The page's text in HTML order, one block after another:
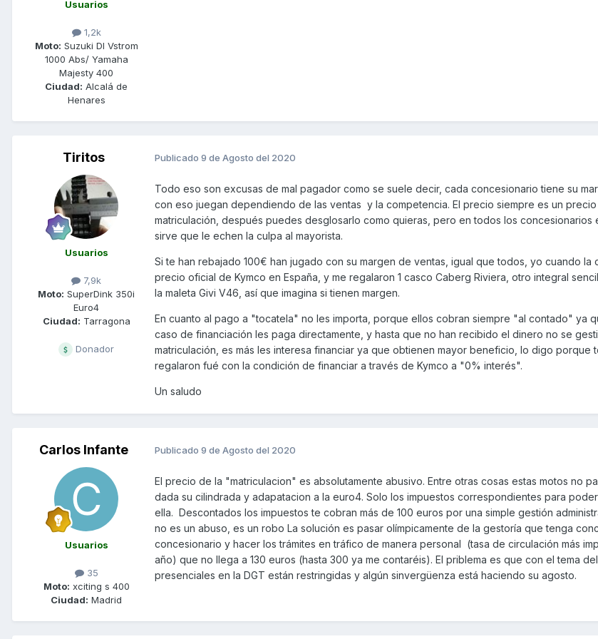
Usuarios
1,2k
Moto: Suzuki Dl Vstrom
1000 Abs/ Yamaha
Majesty 400
Ciudad: Alcalá de
Henares
Tiritos
Usuarios
7,9k
Moto: SuperDink 350i
Euro4
Ciudad: Tarragona
Donador
Publicado 9 de Agosto del 2020
Todo eso son excusas de mal pagador como se suele decir, cada concesionario tiene su
con eso juegan dependiendo de las ventas y la competencia. El precio siempre es un
matriculación, después puedes desglosarlo como quieras, pero en todos los concesionarios
sirve que le echen la culpa al mayorista.
Si te han rebajado 100€ han jugado con su margen de ventas, igual que todos, yo cuando la
precio oficial de Kymco en España, y me regalaron 1 casco Caberg Riviera, otro integral
la maleta Givi V46, así que imagina si tienen margen.
En cuanto al pago a "tocatela" no les importa, porque ellos cobran siempre "al contado" ya
caso de financiación les paga directamente, y hasta que no han recibido el dinero no se
matriculación, es más les interesa financiar ya que obtienen mayor beneficio, lo digo porque
regalaron fué con la condición de financiar a través de Kymco a "0% interés".
Un saludo
Carlos Infante
Usuarios
35
Moto: xciting s 400
Ciudad: Madrid
Publicado 9 de Agosto del 2020
El precio de la "matriculacion" es absolutamente abusivo. Entre otras cosas estas motos no
dada su cilindrada y adapatacion a la euro4. Solo los impuestos correspondientes para
ella. Descontados los impuestos te cobran más de 100 euros por una simple gestión
no es un abuso, es un robo La solución es pasar olímpicamente de la gestoría que tenga
concesionario y hacer los trámites en tráfico de manera personal (tasa de circulación más
año) que no llega a 130 euros (hasta 300 ya me contaréis). El priblema es que con el tema
presenciales en la DGT están restringidas y algún sinvergüenza está haciendo su agosto.